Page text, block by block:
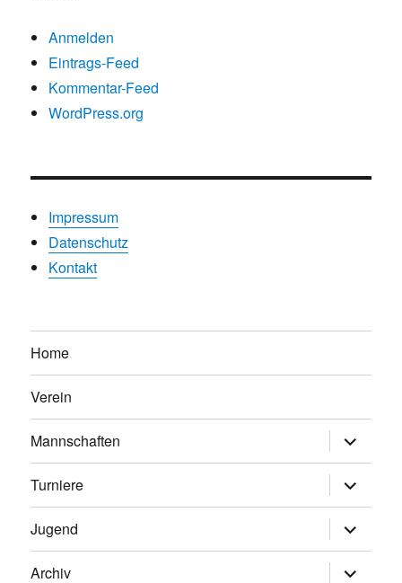
Anmelden
Eintrags-Feed
Kommentar-Feed
WordPress.org
Impressum
Datenschutz
Kontakt
Home
Verein
Mannschaften
anzeigen
Turniere
anzeigen
Jugend
anzeigen
Archiv